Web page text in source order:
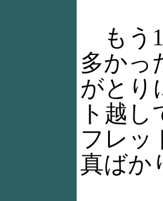
もう1
多かっ
がとり
ト越
フレッ
真ばか